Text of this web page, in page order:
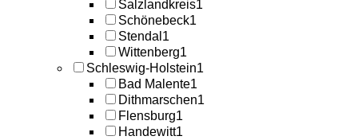
Salzlandkreis1
Schönebeck1
Stendal 1
Wittenberg1
Schleswig-Holstein1
Bad Malente1
Dithmarschen1
Flensburg1
Handewitt1